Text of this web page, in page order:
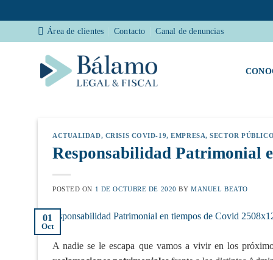
al
Área de clientes Contacto Canal de denuncias
ACTUALIDAD, CRISIS COVID-19,EMPRESA,SECTOR
Responsabilidad Patrimonial
POSTED ON 1 DE OCTUBRE DE 2020 BYMANUEL BEATO
01
Oct
A nadie se le escapa que vamos a vivir en los